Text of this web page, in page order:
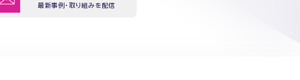
最新事例・取り組みを配信